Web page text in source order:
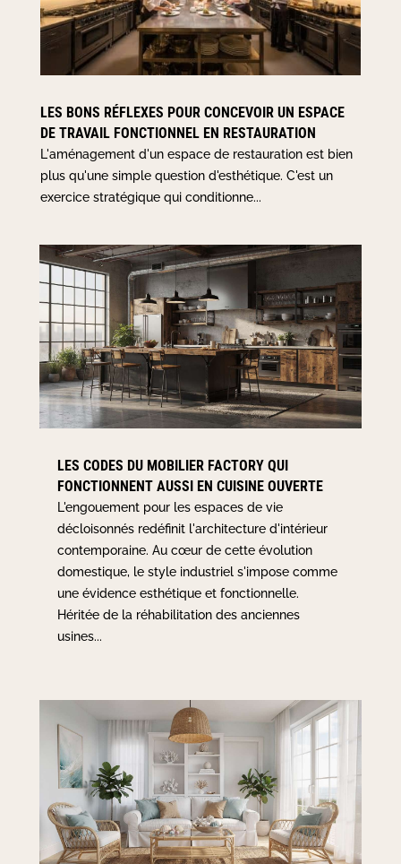
LES BONS RÉFLEXES POUR CONCEVOIR UN ESPACE
DE TRAVAIL FONCTIONNEL EN RESTAURATION
L'aménagement d'un espace de restauration est bien
plus qu'une simple question d'esthétique. C'est un
exercice stratégique qui conditionne...
LES CODES DU MOBILIER FACTORY QUI
FONCTIONNENT AUSSI EN CUISINE OUVERTE
L'engouement pour les espaces de vie
décloisonnés redéfinit l'architecture d'intérieur
contemporaine. Au cœur de cette évolution
domestique, le style industriel s'impose comme
une évidence esthétique et fonctionnelle.
Héritée de la réhabilitation des anciennes
usines...